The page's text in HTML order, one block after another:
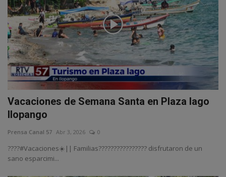
Vacaciones de Semana Santa en Plaza lago
Ilopango
Prensa Canal 57 Abr 3, 2026 0
????#Vacaciones☀️|| Familias????‍????‍????‍???? disfrutaron de un
sano esparcimi...